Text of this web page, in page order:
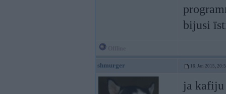
bijusi
shmurger 16. Jan 2015,
ja kafiju